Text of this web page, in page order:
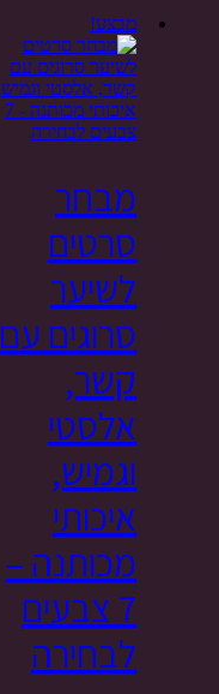
מבצע!
מבחר
סרטים
לשיער
סרוגים עם
קשר,
אלסטי
וגמיש,
איכותי
מכותנה –
7 צבעים
לבחירה